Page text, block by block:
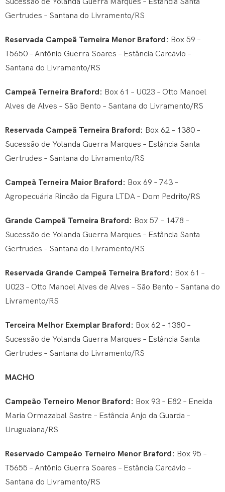
Sucessão de Yolanda Guerra Marques – Estância Santa
Gertrudes – Santana do Livramento/RS
Reservada Campeã Terneira Menor Braford: Box 59 –
T5650 – Antônio Guerra Soares – Estância Carcávio –
Santana do Livramento/RS
Campeã Terneira Braford: Box 61 – U023 – Otto Manoel
Alves de Alves – São Bento – Santana do Livramento/RS
Reservada Campeã Terneira Braford: Box 62 – 1380 –
Sucessão de Yolanda Guerra Marques – Estância Santa
Gertrudes – Santana do Livramento/RS
Campeã Terneira Maior Braford: Box 69 – 743 –
Agropecuária Rincão da Figura LTDA – Dom Pedrito/RS
Grande Campeã Terneira Braford: Box 57 – 1478 –
Sucessão de Yolanda Guerra Marques – Estância Santa
Gertrudes – Santana do Livramento/RS
Reservada Grande Campeã Terneira Braford: Box 61 –
U023 – Otto Manoel Alves de Alves – São Bento – Santana do
Livramento/RS
Terceira Melhor Exemplar Braford: Box 62 – 1380 –
Sucessão de Yolanda Guerra Marques – Estância Santa
Gertrudes – Santana do Livramento/RS
MACHO
Campeão Terneiro Menor Braford: Box 93 – E82 – Eneida
Maria Ormazabal Sastre – Estância Anjo da Guarda –
Uruguaiana/RS
Reservado Campeão Terneiro Menor Braford: Box 95 –
T5655 – Antônio Guerra Soares – Estância Carcávio –
Santana do Livramento/RS